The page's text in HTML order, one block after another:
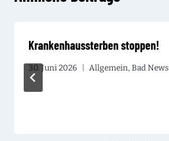
Krankenhaussterben stoppen!
30. Juni 2026 Allgemein,Bad News